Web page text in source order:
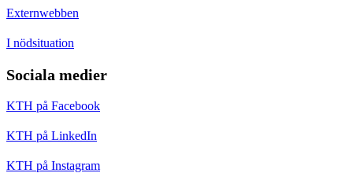
Externwebben
I nödsituation
Sociala medier
KTH på Facebook
KTH på LinkedIn
KTH på Instagram